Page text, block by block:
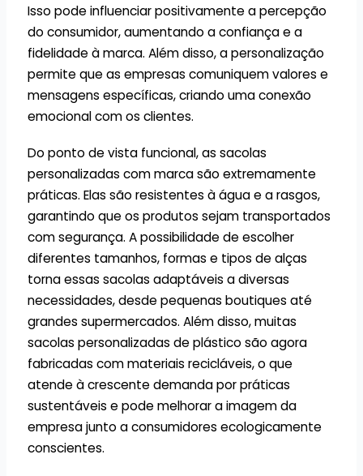
Isso pode influenciar positivamente a percepção
do consumidor, aumentando a confiança e a
fidelidade à marca. Além disso, a personalização
permite que as empresas comuniquem valores e
mensagens específicas, criando uma conexão
emocional com os clientes.
Do ponto de vista funcional, as sacolas
personalizadas com marca são extremamente
práticas. Elas são resistentes à água e a rasgos,
garantindo que os produtos sejam transportados
com segurança. A possibilidade de escolher
diferentes tamanhos, formas e tipos de alças
torna essas sacolas adaptáveis a diversas
necessidades, desde pequenas boutiques até
grandes supermercados. Além disso, muitas
sacolas personalizadas de plástico são agora
fabricadas com materiais recicláveis, o que
atende à crescente demanda por práticas
sustentáveis e pode melhorar a imagem da
empresa junto a consumidores ecologicamente
conscientes.